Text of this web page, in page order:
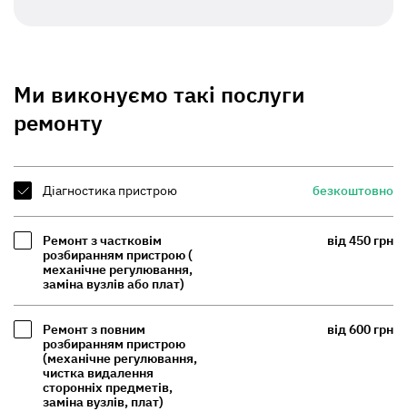
Ми виконуємо такі послуги
ремонту
Діагностика пристрою безкоштовно
Ремонт з частковім
розбиранням пристрою (
механічне регулювання,
заміна вузлів або плат)
від 450 грн
Ремонт з повним
розбиранням пристрою
(механічне регулювання,
чистка видалення
сторонніх предметів,
заміна вузлів, плат)
від 600 грн